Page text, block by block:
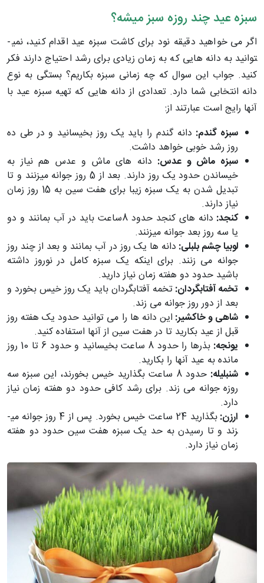
سبزه عید چند روزه سبز میشه؟
اگر می­ خواهید دقیقه نود برای کاشت سبزه عید اقدام کنید، نمی­
توانید به دانه­ هایی که به زمان زیادی برای رشد احتیاج دارند فکر
کنید. جواب این سوال که چه زمانی سبزه بکاریم؟ بستگی به نوع
دانه انتخابی شما دارد. تعدادی از دانه ­هایی که تهیه سبزه عید با
آنها رایج است عبارتند از:
سبزه گندم: دانه گندم را باید یک روز بخیسانید و در طی ده
روز رشد خوبی خواهد داشت.
سبزه ماش و عدس: دانه­ های ماش و عدس هم نیاز به
خیساندن حدود یک روز دارند. بعد از 5 روز جوانه می­زنند و تا
تبدیل شدن به یک سبزه زیبا برای هفت سین به 15 روز زمان
نیاز دارند.
کنجد:
دانه­ های کنجد حدود 8ساعت باید در آب بمانند و دو
یا سه روز بعد جوانه می­زنند.
لوبیا چشم بلبلی: دانه ­ها یک روز در آب بمانند و بعد از چند روز
جوانه می ­زنند. برای اینکه یک سبزه کامل در نوروز داشته
باشید حدود دو هفته زمان نیاز دارید.
تخمه آفتابگردان:تخمه آفتابگردان باید یک روز خیس بخورد و
بعد از دور روز جوانه می زند.
شاهی و خاکشیر: این دانه ­ها را می ­توانید حدود یک هفته روز
قبل از عید بکارید تا در هفت سین از آنها استفاده کنید.
یونجه:
بذرها را حدود 8 ساعت بخیسانید و حدود 6 تا 10 روز
مانده به عید آنها را بکارید.
شنبلیله:
حدود 8 ساعت بگذارید خیس بخورند، این سبزه سه
روزه جوانه می ­زند. برای رشد کافی حدود دو هفته زمان نیاز
دارد.
ارزن:بگذارید 24 ساعت خیس بخورد. پس از 4 روز
جوانه می­
زند و تا رسیدن به حد یک سبزه هفت سین حدود دو هفته
زمان نیاز دارد.